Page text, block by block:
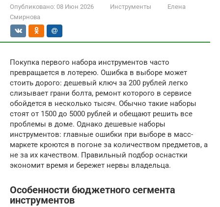
Опубликовано: 08 Июн 2026 Инструменты
Елена
Смирнова
Покупка первого набора инструментов часто
превращается в лотерею. Ошибка в выборе может
стоить дорого: дешевый ключ за 200 рублей легко
слизывает грани болта, ремонт которого в сервисе
обойдется в несколько тысяч. Обычно такие наборы
стоят от 1500 до 5000 рублей и обещают решить все
проблемы в доме. Однако дешевые наборы
инструментов: главные ошибки при выборе в масс-
маркете кроются в погоне за количеством предметов, а
не за их качеством. Правильный подбор оснастки
экономит время и бережет нервы владельца.
Особенности бюджетного сегмента
инструментов